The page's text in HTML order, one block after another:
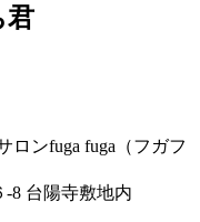
君
ロンfuga fuga（フガフ
8 台陽寺敷地内